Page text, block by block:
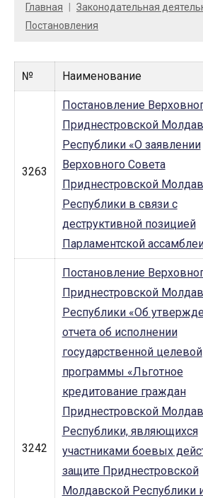
Главная
Законодательная
Постановления
№ Наименование
3263
Постановление
Приднестровской
Республики «О заявлении
Верховного Совета
Приднестровской
Республики в связи с
деструктивной позицией
Парламентской
3242
Постановление
Приднестровской
Республики «Об
отчета об исполнении
государственной целевой
программы «Льготное
кредитование граждан
Приднестровской
Республики, являющихся
участниками боевых
защите Приднестровской
Молдавской Республики